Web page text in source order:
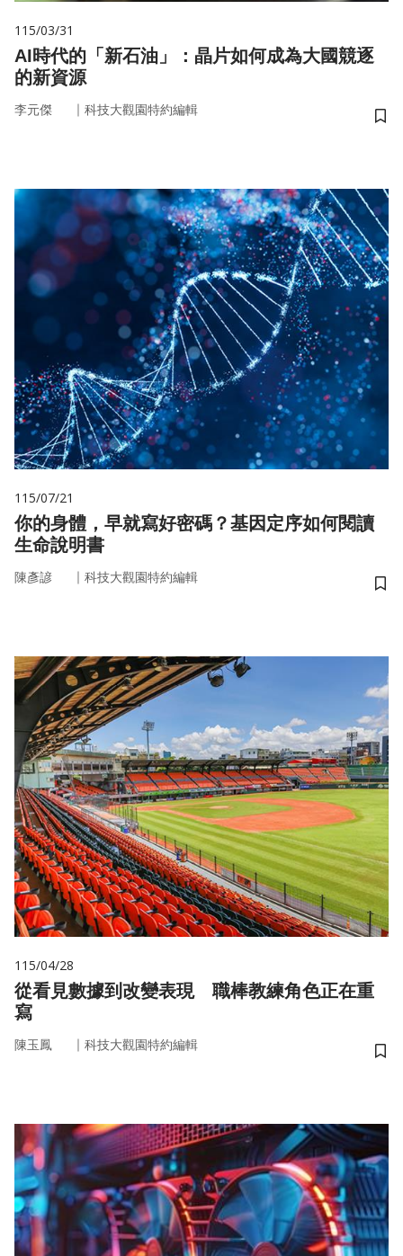
115/03/31
AI時代的「新石油」：晶片如何成為大國競逐
的新資源
李元傑 ｜ 科技大觀園特約編輯
儲
115/07/21
你的身體，早就寫好密碼？基因定序如何閱讀
生命說明書
陳彥諺 ｜ 科技大觀園特約編輯
儲
115/04/28
從看見數據到改變表現 職棒教練角色正在重
寫
陳玉鳳 ｜ 科技大觀園特約編輯
儲